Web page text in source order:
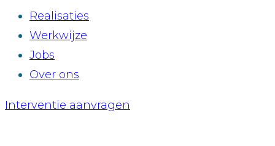
Realisaties
Werkwijze
Jobs
Over ons
Interventie aanvragen